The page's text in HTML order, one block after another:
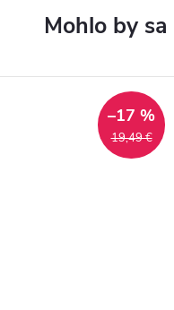
19,49 €
–17 %